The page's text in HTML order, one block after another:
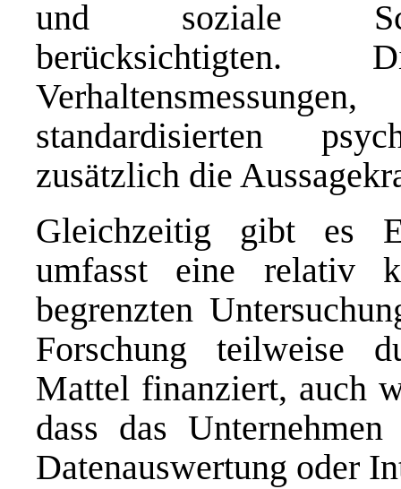
und soziale
standardisierten
zusätzlich die
Gleichzeitig gibt es
umfasst eine relativ
begrenzten
Forschung teilweise
Mattel finanziert, auch
dass das
Datenauswertung oder